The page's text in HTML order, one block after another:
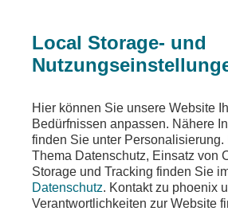
Local Storage- und
Hier können Sie unsere Website
Bedürfnissen anpassen. Nähere
finden Sie unter Personalisierung.
Thema Datenschutz, Einsatz von
Storage und Tracking finden Sie
Datenschutz. Kontakt zu phoenix
Verantwortlichkeiten zur Website